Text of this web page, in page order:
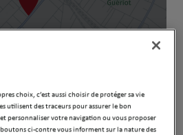
Leaflet | Map ©2026 HERE
Itinéraire
choix, c’est aussi choisir de protéger sa vie
utilisent des traceurs pour assurer le bon
personnaliser votre navigation ou vous proposer
ci-contre vous informent sur la nature des